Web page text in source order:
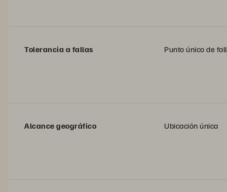
Tolerancia a fallas Punto único de
Alcance geográfico Ubicación única